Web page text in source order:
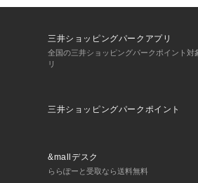
・ポケット数：内側×1
に、アソビ心とストリートの自由な発
【気になる商品はお気に入り登録をおス
▼商品のお気に入り登録
三井ショッピングパークアプリ
全国の三井ショッピングパークポイント対
リ
三井ショッピングパークポイント
&mallデスク
ららぽーと受取なら送料無料